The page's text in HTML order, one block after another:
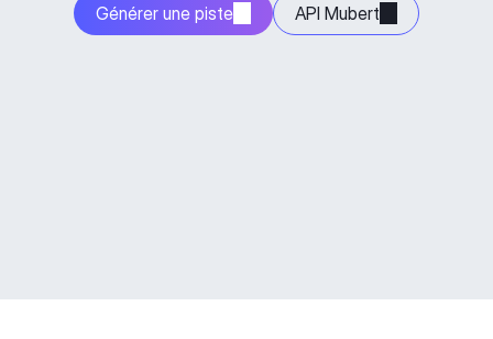
Générer une piste API Mubert